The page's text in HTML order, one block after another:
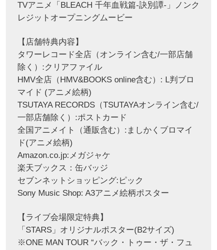
TVアニメ「BLEACH 千年血戦篇-訣別譚-」ノンク
レジットオープニングムービー
【店舗特典内容】
タワーレコード全店（オンライン含む/一部店舗
除く）:クリアファイル
HMV全店（HMV&BOOKS online含む）: L判ブロ
マイド (アニメ絵柄)
TSUTAYA RECORDS（TSUTAYAオンライン含む/
一部店舗除く）:ポストカード
全国アニメイト（通販含む）:ましかくブロマイ
ド(アニメ絵柄)
Amazon.co.jp:メガジャケ
楽天ブックス：缶バッジ
セブンネットショッピング:ピック
Sony Music Shop: A3アニメ絵柄ポスター
【ライブ会場限定特典】
「STARS」オリジナルポスター(B2サイズ)
※ONE MAN TOUR “バック・トゥー・ザ・フュ